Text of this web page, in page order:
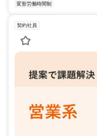
変形労働時間制
契約社員